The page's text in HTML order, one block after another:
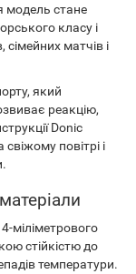
модель стане
класу і
сімейних матчів і
який
реакцію,
Donic
повітрі і
міліметрового
стійкістю до
температури.